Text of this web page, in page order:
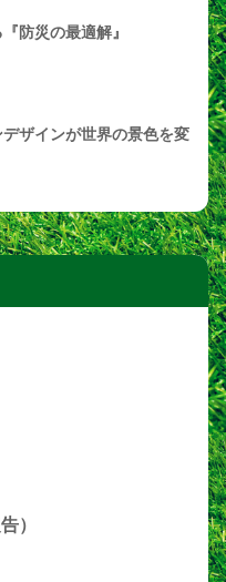
防災の最適解』
ザインが世界の景色を変
）